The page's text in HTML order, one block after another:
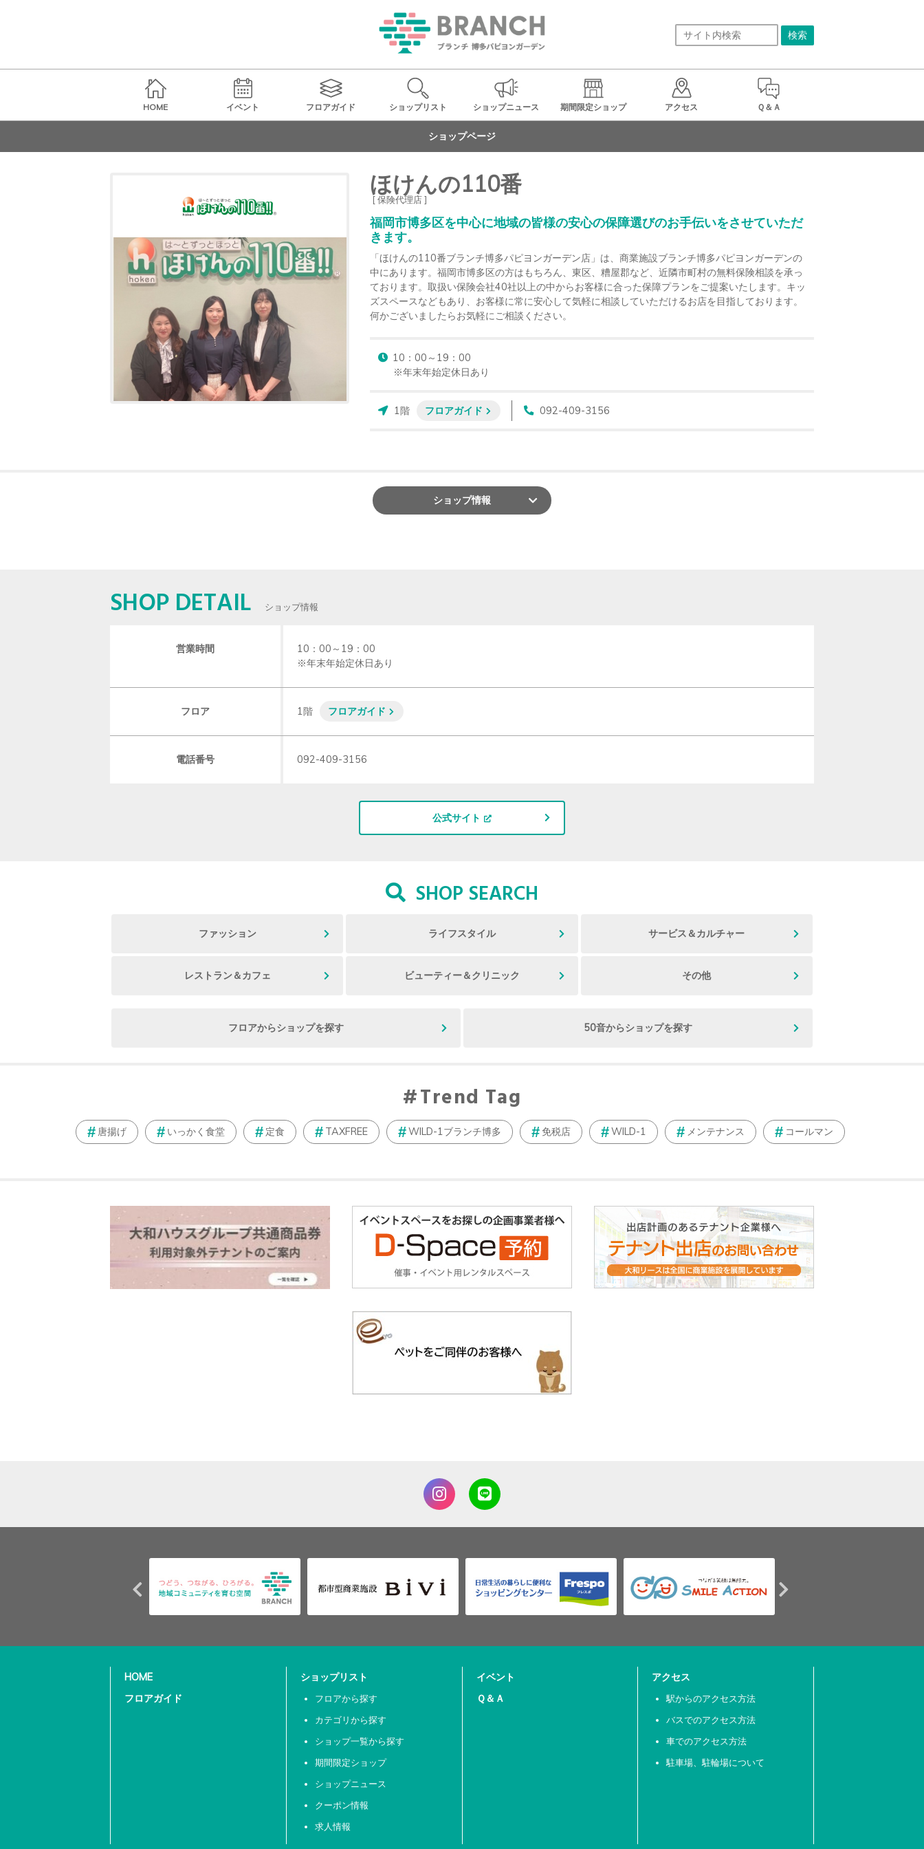
HOME イベント フロアガイド ショップリスト ショップニュース 期間限定ショップ アクセス Ｑ＆Ａ
ショップページ
ほけんの110番
[ 保険代理店 ]
福岡市博多区を中心に地域の皆様の安心の保障選びのお手伝いをさせていただ
きます。
「ほけんの110番ブランチ博多パピヨンガーデン店」は、商業施設ブランチ博多パピヨンガーデンの
中にあります。福岡市博多区の方はもちろん、東区、糟屋郡など、近隣市町村の無料保険相談を承っ
ております。取扱い保険会社40社以上の中からお客様に合った保障プランをご提案いたします。キッ
ズスペースなどもあり、お客様に常に安心して気軽に相談していただけるお店を目指しております。
何かございましたらお気軽にご相談ください。
10：00～19：00
※年末年始定休日あり
1階 フロアガイド 092-409-3156
ショップ情報
SHOP DETAIL ショップ情報
営業時間
10：00～19：00
※年末年始定休日あり
フロア 1階 フロアガイド
電話番号 092-409-3156
公式サイト
SHOP SEARCH
ファッション ライフスタイル サービス＆カルチャー
レストラン＆カフェ ビューティー＆クリニック その他
フロアからショップを探す 50音からショップを探す
Trend Tag
唐揚げ いっかく食堂 定食 TAXFREE WILD-1ブランチ博多 免税店 WILD-1 メンテナンス コールマン
HOME
フロアガイド
ショップリスト
フロアから探す
カテゴリから探す
ショップ一覧から探す
期間限定ショップ
ショップニュース
クーポン情報
求人情報
イベント
Ｑ＆Ａ
アクセス
駅からのアクセス方法
バスでのアクセス方法
車でのアクセス方法
駐車場、駐輪場について